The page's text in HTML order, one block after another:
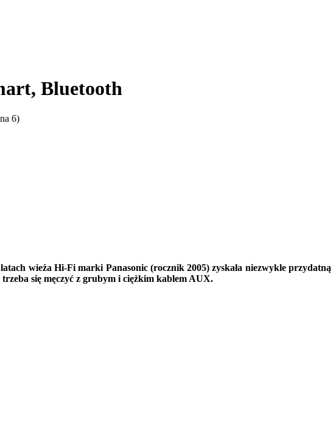
Bluetooth
na 6)
wieża Hi-Fi marki Panasonic (rocznik 2005) zyskała niezwykle przydatną
trzeba się męczyć z grubym i ciężkim kablem AUX.